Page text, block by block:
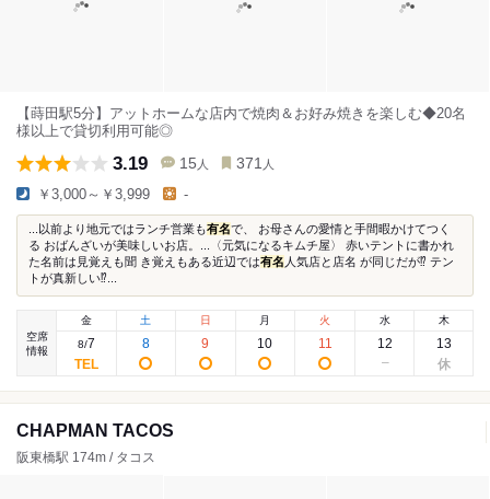
【蒔田駅5分】アットホームな店内で焼肉＆お好み焼きを楽しむ◆20名
様以上で貸切利用可能◎
3.19 15 人 371 人
￥3,000～￥3,999 -
...以前より地元ではランチ営業も有名で、 お母さんの愛情と手間暇かけてつく
る おばんざいが美味しいお店。...〈元気になるキムチ屋〉 赤いテントに書かれ
た名前は見覚えも聞 き覚えもある近辺では有名 人気店と店名 が同じだが⁉️ テン
トが真新しい⁉️...
空席
情報
金
8/7
土
8
日
9
月
10
火
11
水
12
木
13
CHAPMAN TACOS
阪東橋駅 174m / タコス